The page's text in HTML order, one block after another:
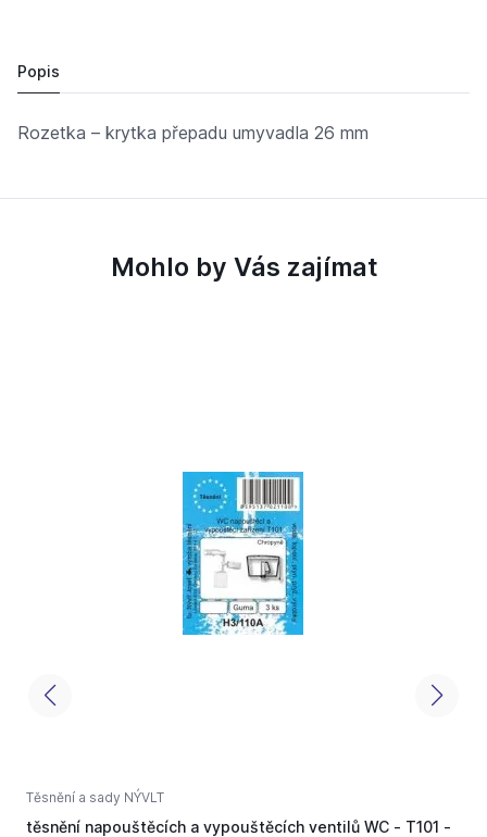
Popis
Rozetka – krytka přepadu umyvadla 26 mm
Mohlo by Vás zajímat
Těsnění a sady NÝVLT
těsnění napouštěcích a vypouštěcích ventilů WC - T101 -